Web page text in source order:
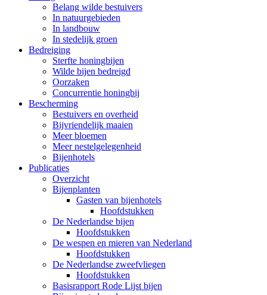
Belang wilde bestuivers
In natuurgebieden
In landbouw
In stedelijk groen
Bedreiging
Sterfte honingbijen
Wilde bijen bedreigd
Oorzaken
Concurrentie honingbij
Bescherming
Bestuivers en overheid
Bijvriendelijk maaien
Meer bloemen
Meer nestelgelegenheid
Bijenhotels
Publicaties
Overzicht
Bijenplanten
Gasten van bijenhotels
Hoofdstukken
De Nederlandse bijen
Hoofdstukken
De wespen en mieren van Nederland
Hoofdstukken
De Nederlandse zweefvliegen
Hoofdstukken
Basisrapport Rode Lijst bijen